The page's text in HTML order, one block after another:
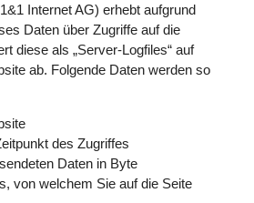
Internet AG) erhebt aufgrund
Daten über Zugriffe auf die
diese als „Server-Logfiles“ auf
ab. Folgende Daten werden so
des Zugriffes
Daten in Byte
von welchem Sie auf die Seite